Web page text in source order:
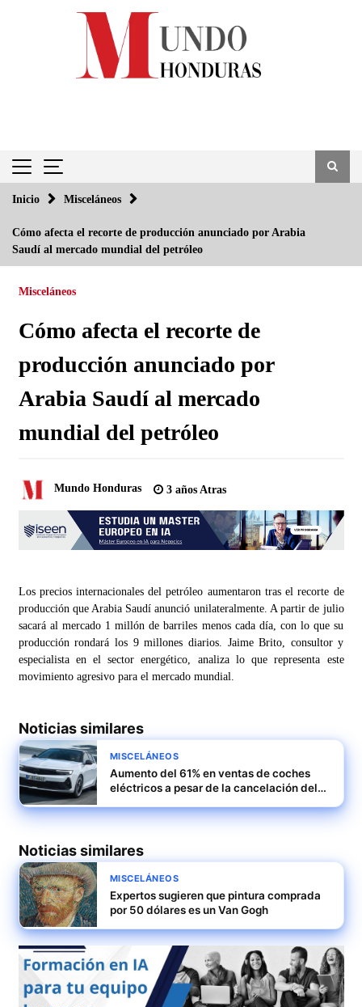
Inicio Misceláneos
Cómo afecta el recorte de producción anunciado por Arabia
Saudí al mercado mundial del petróleo
Misceláneos
Cómo afecta el recorte de
producción anunciado por
Arabia Saudí al mercado
mundial del petróleo
Mundo Honduras 3 años Atras
Los precios internacionales del petróleo aumentaron tras el recorte de
producción que Arabia Saudí anunció unilateralmente. A partir de julio
sacará al mercado 1 millón de barriles menos cada día, con lo que su
producción rondará los 9 millones diarios. Jaime Brito, consultor y
especialista en el sector energético, analiza lo que representa este
movimiento agresivo para el mercado mundial.
Noticias similares
MISCELÁNEOS
Aumento del 61% en ventas de coches
eléctricos a pesar de la cancelación del
Noticias similares
MISCELÁNEOS
Expertos sugieren que pintura comprada
por 50 dólares es un Van Gogh